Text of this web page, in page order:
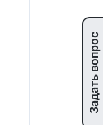
Задать вопрос